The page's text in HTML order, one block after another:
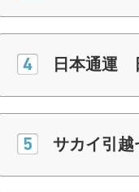
日本通運
サカイ引